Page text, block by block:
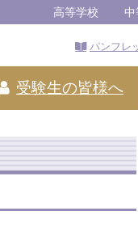
高等学校 中
パンフレ
受験生の皆様へ